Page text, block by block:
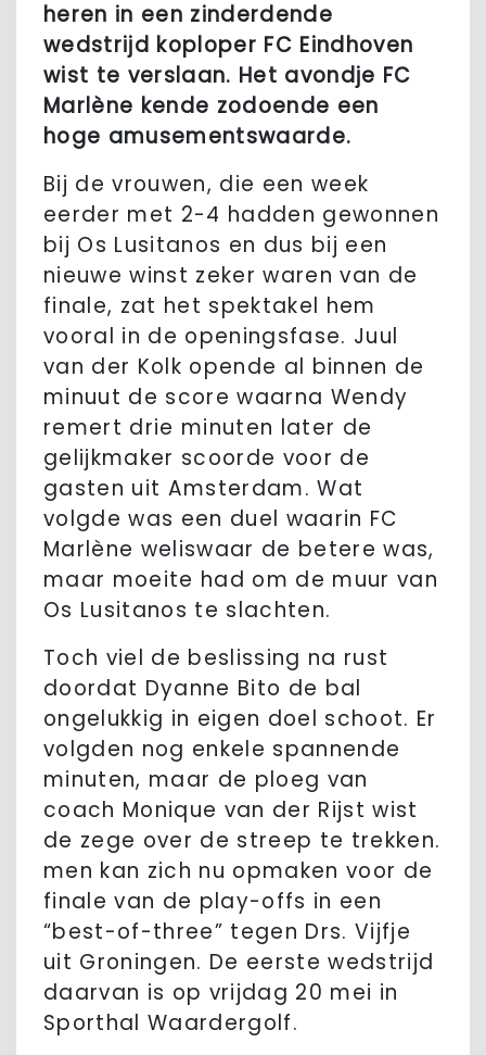
heren in een zinderdende
wedstrijd koploper FC Eindhoven
wist te verslaan. Het avondje FC
Marlène kende zodoende een
hoge amusementswaarde.
Bij de vrouwen, die een week
eerder met 2-4 hadden gewonnen
bij Os Lusitanos en dus bij een
nieuwe winst zeker waren van de
finale, zat het spektakel hem
vooral in de openingsfase. Juul
van der Kolk opende al binnen de
minuut de score waarna Wendy
remert drie minuten later de
gelijkmaker scoorde voor de
gasten uit Amsterdam. Wat
volgde was een duel waarin FC
Marlène weliswaar de betere was,
maar moeite had om de muur van
Os Lusitanos te slachten.
Toch viel de beslissing na rust
doordat Dyanne Bito de bal
ongelukkig in eigen doel schoot. Er
volgden nog enkele spannende
minuten, maar de ploeg van
coach Monique van der Rijst wist
de zege over de streep te trekken.
men kan zich nu opmaken voor de
finale van de play-offs in een
“best-of-three” tegen Drs. Vijfje
uit Groningen. De eerste wedstrijd
daarvan is op vrijdag 20 mei in
Sporthal Waardergolf.